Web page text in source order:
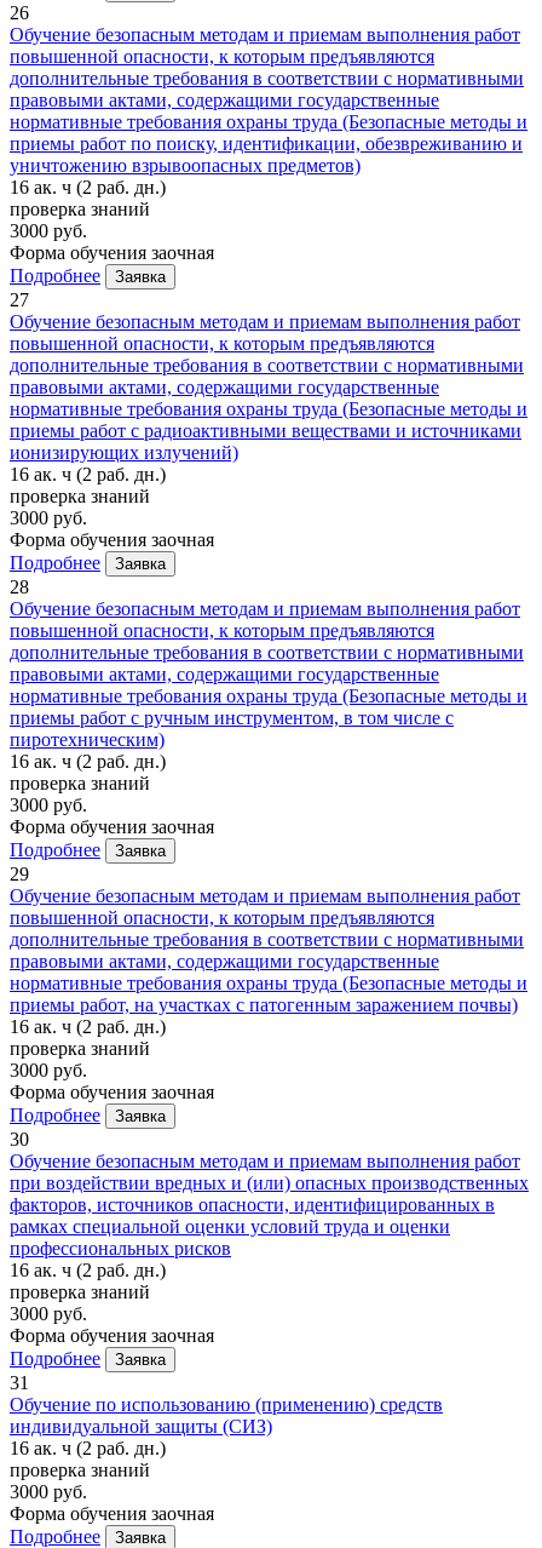
26
Обучение безопасным методам и приемам выполнения работ
повышенной опасности, к которым предъявляются
дополнительные требования в соответствии с нормативными
правовыми актами, содержащими государственные
нормативные требования охраны труда (Безопасные методы и
приемы работ по поиску, идентификации, обезвреживанию и
уничтожению взрывоопасных предметов)
16 ак. ч (2 раб. дн.)
проверка знаний
3000 руб.
Форма обучения заочная
Подробнее
Заявка
27
Обучение безопасным методам и приемам выполнения работ
повышенной опасности, к которым предъявляются
дополнительные требования в соответствии с нормативными
правовыми актами, содержащими государственные
нормативные требования охраны труда (Безопасные методы и
приемы работ с радиоактивными веществами и источниками
ионизирующих излучений)
16 ак. ч (2 раб. дн.)
проверка знаний
3000 руб.
Форма обучения заочная
Подробнее
Заявка
28
Обучение безопасным методам и приемам выполнения работ
повышенной опасности, к которым предъявляются
дополнительные требования в соответствии с нормативными
правовыми актами, содержащими государственные
нормативные требования охраны труда (Безопасные методы и
приемы работ с ручным инструментом, в том числе с
пиротехническим)
16 ак. ч (2 раб. дн.)
проверка знаний
3000 руб.
Форма обучения заочная
Подробнее
Заявка
29
Обучение безопасным методам и приемам выполнения работ
повышенной опасности, к которым предъявляются
дополнительные требования в соответствии с нормативными
правовыми актами, содержащими государственные
нормативные требования охраны труда (Безопасные методы и
приемы работ, на участках с патогенным заражением почвы)
16 ак. ч (2 раб. дн.)
проверка знаний
3000 руб.
Форма обучения заочная
Подробнее
Заявка
30
Обучение безопасным методам и приемам выполнения работ
при воздействии вредных и (или) опасных производственных
факторов, источников опасности, идентифицированных в
рамках специальной оценки условий труда и оценки
профессиональных рисков
16 ак. ч (2 раб. дн.)
проверка знаний
3000 руб.
Форма обучения заочная
Подробнее
Заявка
31
Обучение по использованию (применению) средств
индивидуальной защиты (СИЗ)
16 ак. ч (2 раб. дн.)
проверка знаний
3000 руб.
Форма обучения заочная
Подробнее
Заявка